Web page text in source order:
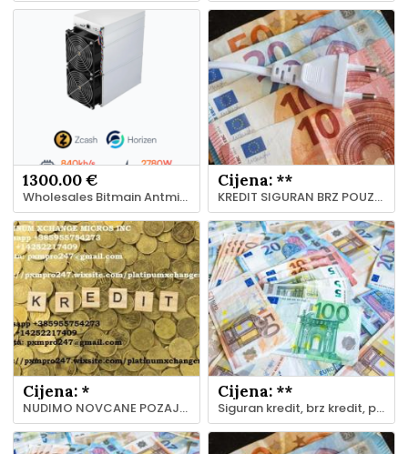
1300.00 €
Wholesales Bitmain Antminer Z15 Pro, Antminer S21 XP+ Hyd asic Miner
Cijena: **
KREDIT SIGURAN BRZ POUZDAN ZAJAM PONUDA
Cijena: *
NUDIMO NOVCANE POZAJMICE
Cijena: **
Siguran kredit, brz kredit, pouzdan KREDIT ponuda